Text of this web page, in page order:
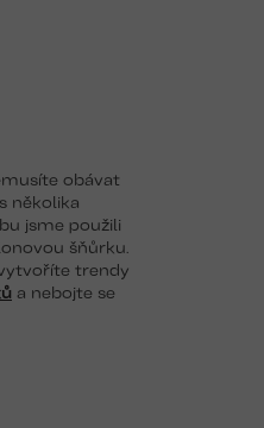
obávat
několika
jsme použili
šňůrku.
trendy
a nebojte se